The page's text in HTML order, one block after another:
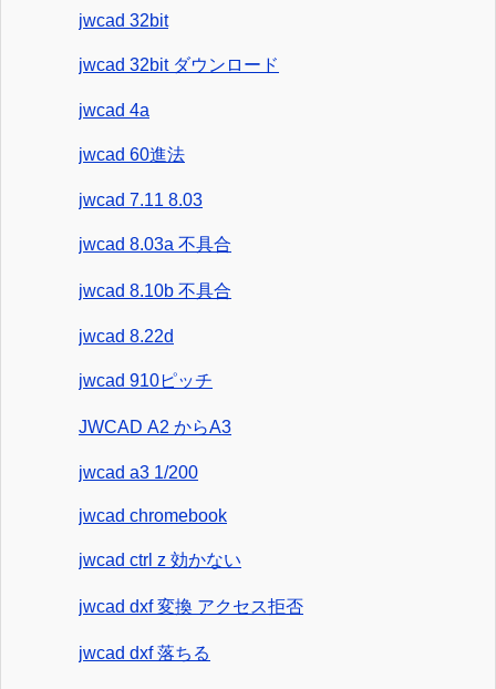
jwcad 32bit
jwcad 32bit ダウンロード
jwcad 4a
jwcad 60進法
jwcad 7.11 8.03
jwcad 8.03a 不具合
jwcad 8.10b 不具合
jwcad 8.22d
jwcad 910ピッチ
JWCAD A2 からA3
jwcad a3 1/200
jwcad chromebook
jwcad ctrl z 効かない
jwcad dxf 変換 アクセス拒否
jwcad dxf 落ちる